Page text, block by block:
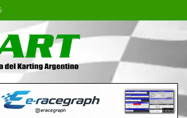
| La Revista
del Karting en